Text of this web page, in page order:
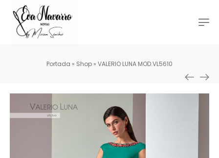
Portada » Shop » VALERIO LUNA MOD.VL5610